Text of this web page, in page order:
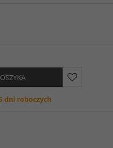
dni roboczych